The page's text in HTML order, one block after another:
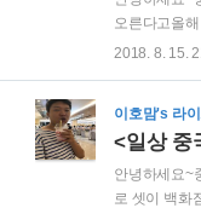
라고 설명드
오른다고올
엔 차안에서
걸음 걷긴 하
꿈도 꾸지 말
해서그럼 같
봤더니아니
2018. 8. 15.
이호맘's 라
안녕하세요~
로 셋이 백화